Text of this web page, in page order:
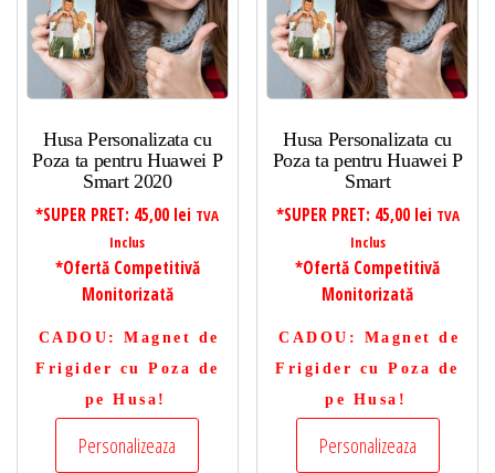
Husa Personalizata cu
Poza ta pentru Huawei P
Smart 2020
*SUPER PRET: 45,00 lei TVA
Inclus
*Ofertă Competitivă
Monitorizată
CADOU : Magnet de
Frigider cu Poza de
pe Husa!
Personalizeaza
Husa Personalizata cu
Poza ta pentru Huawei P
Smart
*SUPER PRET: 45,00 lei TVA
Inclus
*Ofertă Competitivă
Monitorizată
CADOU : Magnet de
Frigider cu Poza de
pe Husa!
Personalizeaza